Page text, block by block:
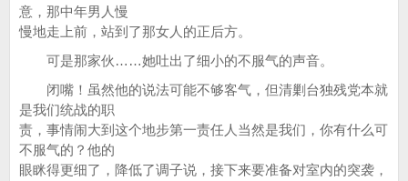
意，那中年男人慢
慢地走上前，站到了那女人的正后方。
可是那家伙……她吐出了细小的不服气的声音。
闭嘴！虽然他的说法可能不够客气，但清剿台独残党本就
是我们统战的职
责，事情闹大到这个地步第一责任人当然是我们，你有什么可
不服气的？他的
眼眯得更细了，降低了调子说，接下来要准备对室内的突袭，